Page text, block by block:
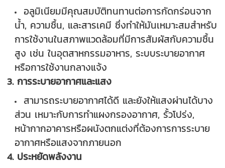
อลูมิเนียมมีคุณสมบัติทนทานต่อการกัดกร่อนจาก
น้ำ, ความชื้น, และสารเคมี ซึ่งทำให้มันเหมาะสมสำหรับ
การใช้งานในสภาพแวดล้อมที่มีการสัมผัสกับความชื้น
สูง เช่น ในอุตสาหกรรมอาหาร, ระบบระบายอากาศ
หรือการใช้งานกลางแจ้ง
3. การระบายอากาศและแสง
สามารถระบายอากาศได้ดี และยังให้แสงผ่านได้บาง
ส่วน เหมาะกับการทำแผงกรองอากาศ, รั้วโปร่ง,
หน้ากากอาคารหรือผนังตกแต่งที่ต้องการการระบาย
อากาศหรือแสงจากภายนอก
4. ประหยัดพลังงาน